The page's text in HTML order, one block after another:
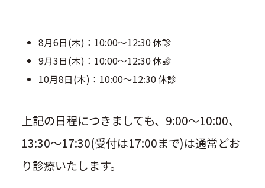
8月6日(木)：10:00～12:30 休診
9月3日(木)：10:00～12:30 休診
10月8日(木)：10:00～12:30 休診
上記の日程につきましても、9:00～10:00、
13:30～17:30(受付は17:00まで)は通常どお
り診療いたします。